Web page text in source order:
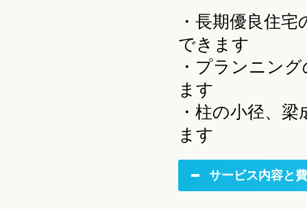
・長期優良住
できます
・プランニン
ます
・柱の小径、
ます
サービス内容と